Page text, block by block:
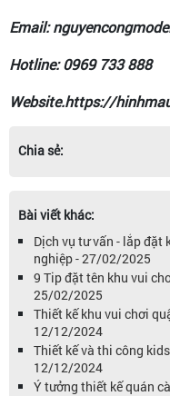
Email:
Hotline: 0969 733 888
Website.https://
Chia sẻ:
Bài viết khác:
Dịch vụ tư vấn - lắp đặt
nghiệp - 27/02/2025
9 Tip đặt tên khu vui
25/02/2025
Thiết kế khu vui chơi
12/12/2024
Thiết kế và thi công
12/12/2024
Ý tưởng thiết kế quán